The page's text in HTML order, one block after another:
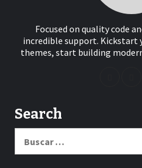
Focused on quality code
incredible support. Kickstart
themes, start building
Search